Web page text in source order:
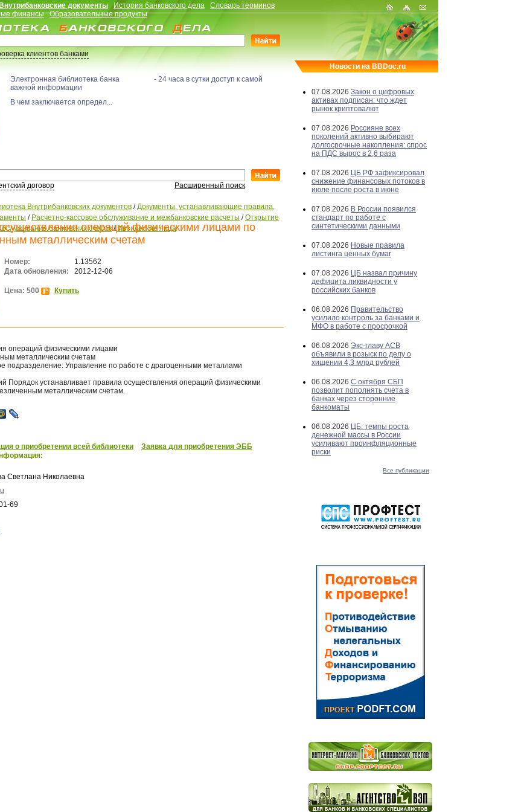
Внутрибанковские документы История банковского дела
Словарь терминов
финансы
Образовательные продукты
клиентов банками
Электронная библиотека банка - 24 часа в сутки доступ к самой
важной информации
В чем заключается определ...
договор Расширенный поиск
Внутрибанковских документов /Документы, устанавливающие правила,
/ Расчетно-кассовое обслуживание и межбанковские расчеты /Открытие
банковских счетов/Физические лица
операций физическими лицами по
металлическим счетам
Номер:
1.13562
Дата обновления:
2012-12-06
Цена: 500 Купить
операций физическими лицами
металлическим счетам
подразделение: Управление по работе с драгоценными металлами
Порядок устанавливает правила осуществления операций физическими
металлическим счетам.
о приобретении всей библиотеки
Заявка для приобретения ЭББ
Светлана Николаевна
69
Новости на BBDoc.ru
07.08.2026 Закон о цифровых
активах подписан: что ждет
рынок криптовалют
07.08.2026 Россияне всех
поколений активно выбирают
долгосрочные накопления: спрос
на ПДС вырос в 2,6 раза
07.08.2026 ЦБ РФ зафиксировал
снижение финансовых потоков в
июле после роста в июне
07.08.2026 В России появился
стандарт по работе с
синтетическими данными
07.08.2026 Новые правила
листинга ценных бумаг
07.08.2026 ЦБ назвал причину
дефицита ликвидности у
российских банков
06.08.2026 Правительство
усилило контроль за банками и
МФО в работе с просрочкой
06.08.2026 Экс-главу АСВ
объявили в розыск по делу о
хищении 4,3 млрд рублей
06.08.2026 С октября СБП
позволит пополнять счета в
банках через сторонние
банкоматы
06.08.2026 ЦБ: темпы роста
денежной массы в России
усиливают проинфляционные
риски
Все публикации